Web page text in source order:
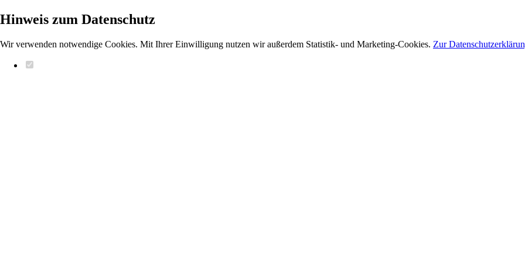
Hinweis zum Datenschutz
Wir verwenden notwendige Cookies. Mit Ihrer Einwilligung nutzen wir außerdem Statistik- und Marketing-Cookies. Zur